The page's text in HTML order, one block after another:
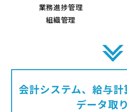
業務進捗管理
組織管理
会計システム、給与
データ取